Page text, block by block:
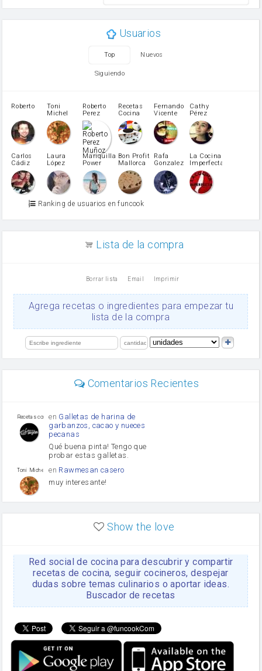
mantequilla
Harina para bizcocho
patatas
pimiento rojo
Pimentón
pimiento verde
miel
vino blanco
Azúcar glass
Azúcar moreno
Zumo de limón
arroz
Ajos
salsa de soja
limón
Usuarios
Top Nuevos
Siguiendo
Roberto
Toni
Michel
Caubet
Roberto
Perez
Muñoz
Recetas
Cocina
Fernando
Vicente
Cathy
Pérez
Carlos
Cádiz
Laura
López
Martínez
Mariquilla
Power
Bon Profit
Mallorca
Rafa
Gonzalez
La Cocina
Imperfecta
Ranking de usuarios en funcook
Lista de la compra
Borrar lista Email Imprimir
Agrega recetas o ingredientes para empezar tu
lista de la compra
Comentarios Recientes
Recetas con sazon
en Galletas de harina de
garbanzos, cacao y nueces
pecanas
Qué buena pinta! Tengo que
probar estas galletas.
Toni Michel Caubet
en Rawmesan casero
muy interesante!
enLasaña casera fácil y
HOJALDROSA TV
enGachas de la abuela
Rosa
https://youtu.be/Mz69gcVO3sI
Rosa enReceta Del Bizcocho
Disculpa. En la foto aparece
el bizcocho de xoco y en el
apartado de los ingredientes
te has olvidado de poner la
cantidad q se debería de
Show the love
Red social de cocina para descubrir y compartir
recetas de cocina, seguir cocineros, despejar
dudas sobre temas culinarios o aportar ideas.
Buscador de recetas